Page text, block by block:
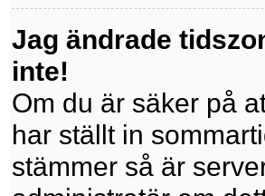
Jag ändrade
inte!
Om du är säker på
har ställt in
stämmer så är